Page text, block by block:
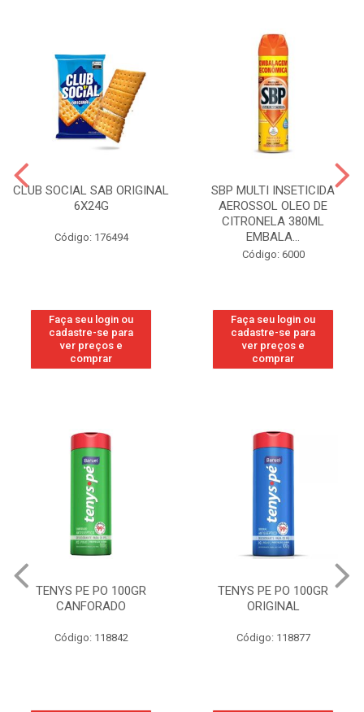
CLUB SOCIAL SAB ORIGINAL
6X24G
Código: 176494
Faça seu login ou
cadastre-se para
ver preços e
comprar
SBP MULTI INSETICIDA
AEROSSOL OLEO DE
CITRONELA 380ML
EMBALA...
Código: 6000
Faça seu login ou
cadastre-se para
ver preços e
comprar
TENYS PE PO 100GR
CANFORADO
Código: 118842
TENYS PE PO 100GR
ORIGINAL
Código: 118877